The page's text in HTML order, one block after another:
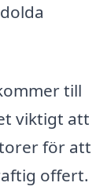
till
viktigt att
för att
offert.